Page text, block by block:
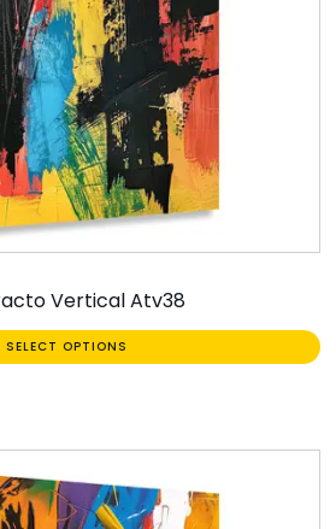
Vertical Atv38
SELECT OPTIONS